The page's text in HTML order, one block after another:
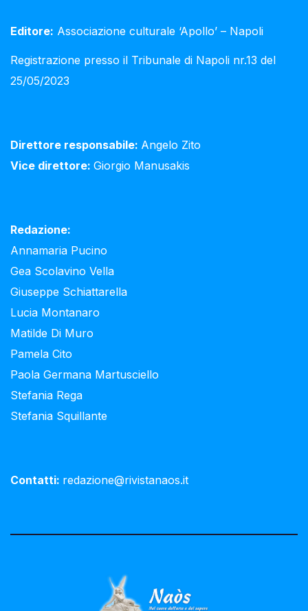
Editore: Associazione culturale ‘Apollo’ – Napoli
Registrazione presso il Tribunale di Napoli nr.13 del
25/05/2023
Direttore responsabile: Angelo Zito
Vice direttore: Giorgio Manusakis
Redazione:
Annamaria Pucino
Gea Scolavino Vella
Giuseppe Schiattarella
Lucia Montanaro
Matilde Di Muro
Pamela Cito
Paola Germana Martusciello
Stefania Rega
Stefania Squillante
Contatti: redazione@rivistanaos.it